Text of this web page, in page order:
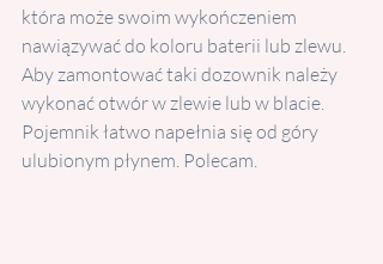
która może swoim wykończeniem
nawiązywać do koloru baterii lub zlewu.
Aby zamontować taki dozownik należy
wykonać otwór w zlewie lub w blacie.
Pojemnik łatwo napełnia się od góry
ulubionym płynem. Polecam.